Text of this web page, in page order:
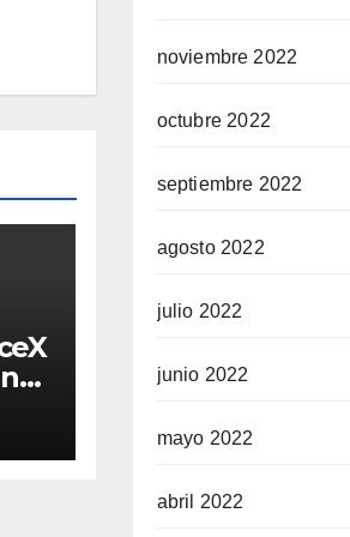
noviembre 2022
octubre 2022
septiembre 2022
agosto 2022
julio 2022
junio 2022
mayo 2022
abril 2022